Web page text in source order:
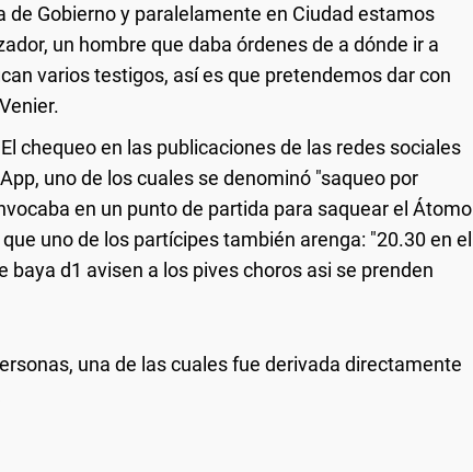
de Gobierno y paralelamente en Ciudad estamos
un hombre que daba órdenes de a dónde ir a
varios testigos, así es que pretendemos dar con
chequeo en las publicaciones de las redes sociales
uno de los cuales se denominó "saqueo por
en un punto de partida para saquear el Átomo
uno de los partícipes también arenga: "20.30 en el
baya d1 avisen a los pives choros asi se prenden
una de las cuales fue derivada directamente